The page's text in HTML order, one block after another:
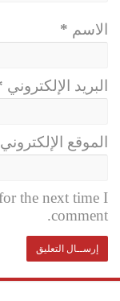
الاسم *
البريد الإلكتروني
الموقع الإلكتروني
the next time I
comment.